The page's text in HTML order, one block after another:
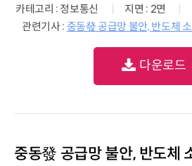
카테고리 : 정보통신 지면 : 2면
관련기사 : 중동發 공급망 불안, 반도체
다운로드
중동發 공급망 불안, 반도체